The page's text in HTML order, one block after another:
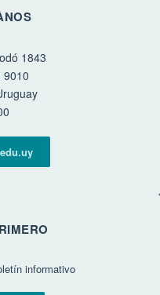
1843
9010
informativo